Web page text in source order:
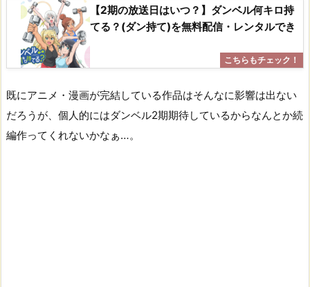
【2期の放送日はいつ？】ダンベル何キロ持
てる？(ダン持て)を無料配信・レンタルでき
既にアニメ・漫画が完結している作品はそんなに影響は出ない
だろうが、個人的にはダンベル2期期待しているからなんとか続
編作ってくれないかなぁ…。